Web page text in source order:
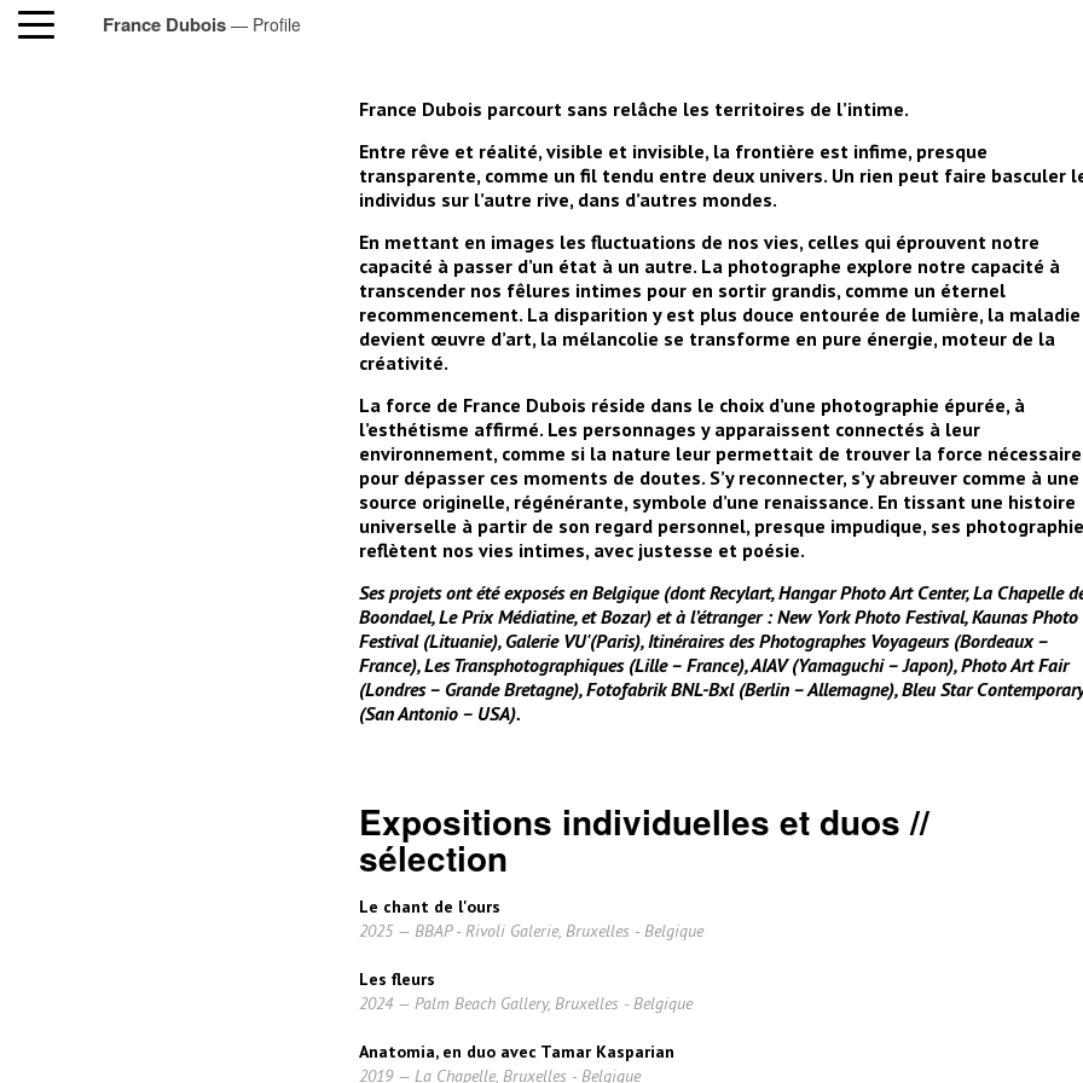
France Dubois — Profile
France Dubois parcourt sans relâche les territoires de l’intime.
Entre rêve et réalité, visible et invisible, la frontière est infime, presque
transparente, comme un fil tendu entre deux univers. Un rien peut faire basculer
individus sur l’autre rive, dans d’autres mondes.
En mettant en images les fluctuations de nos vies, celles qui éprouvent notre
capacité à passer d’un état à un autre. La photographe explore notre capacité à
transcender nos fêlures intimes pour en sortir grandis, comme un éternel
recommencement. La disparition y est plus douce entourée de lumière, la maladie
devient œuvre d’art, la mélancolie se transforme en pure énergie, moteur de la
créativité.
La force de France Dubois réside dans le choix d’une photographie épurée, à
l’esthétisme affirmé. Les personnages y apparaissent connectés à leur
environnement, comme si la nature leur permettait de trouver la force nécessaire
pour dépasser ces moments de doutes. S’y reconnecter, s’y abreuver comme à une
source originelle, régénérante, symbole d’une renaissance. En tissant une histoire
universelle à partir de son regard personnel, presque impudique, ses
reflètent nos vies intimes, avec justesse et poésie.
Ses projets ont été exposés en Belgique (dont Recylart, Hangar Photo Art Center, La Chapelle
Boondael, Le Prix Médiatine, et Bozar) et à l’étranger : New York Photo Festival, Kaunas Photo
Festival (Lituanie), Galerie VU'(Paris), Itinéraires des Photographes Voyageurs (Bordeaux –
France), Les Transphotographiques (Lille – France), AIAV (Yamaguchi – Japon), Photo Art Fair
(Londres – Grande Bretagne), Fotofabrik BNL-Bxl (Berlin – Allemagne), Bleu Star
(San Antonio – USA).
Expositions individuelles et duos //
sélection
Le chant de l'ours
2025 — BBAP - Rivoli Galerie, Bruxelles - Belgique
Les fleurs
2024 — Palm Beach Gallery, Bruxelles - Belgique
Anatomia, en duo avec Tamar Kasparian
2019 — La Chapelle, Bruxelles - Belgique